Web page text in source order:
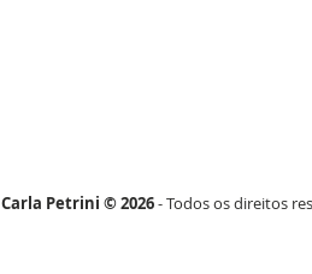
Carla Petrini © 2026- Todos os direitos